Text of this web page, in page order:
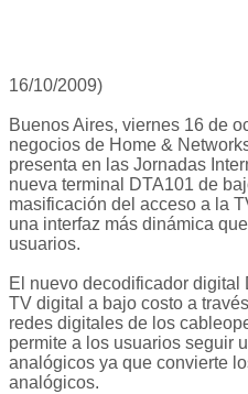
16/10/2009)
Buenos Aires, viernes 16 de
negocios de Home &
presenta en las Jornadas
nueva terminal DTA101 de
masificación del acceso a la
una interfaz más dinámica
usuarios.
El nuevo decodificador
TV digital a bajo costo a
redes digitales de los
permite a los usuarios seguir
analógicos ya que convierte
analógicos.